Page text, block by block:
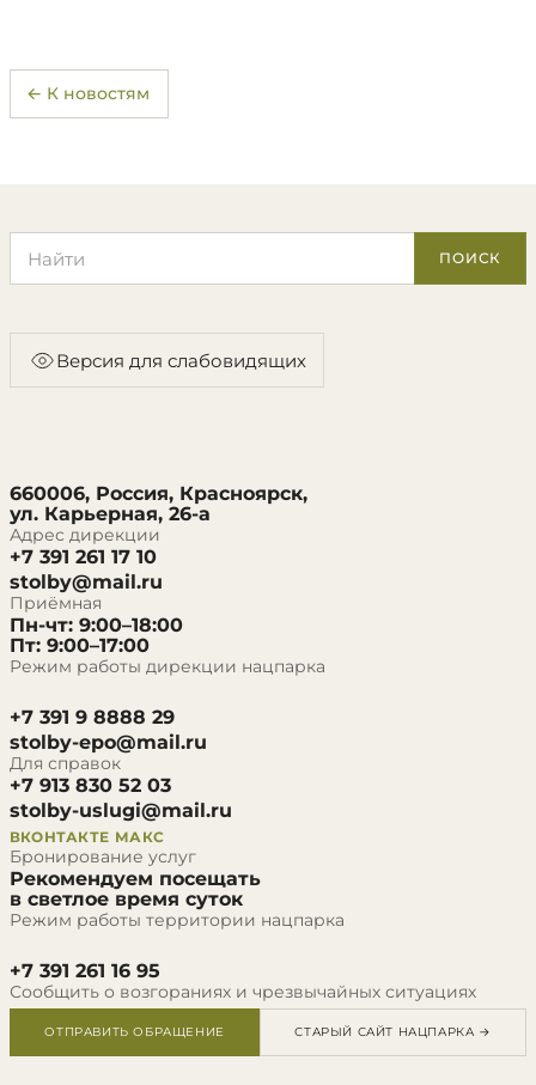
← К новостям
ПОИСК
Версия для слабовидящих
660006, Россия, Красноярск,
ул. Карьерная, 26-а
Адрес дирекции
+7 391 261 17 10
stolby@mail.ru
Приёмная
Пн-чт: 9:00–18:00
Пт: 9:00–17:00
Режим работы дирекции нацпарка
+7 391 9 8888 29
stolby-epo@mail.ru
Для справок
+7 913 830 52 03
stolby-uslugi@mail.ru
ВКОНТАКТЕ МАКС
Бронирование услуг
Рекомендуем посещать
в светлое время суток
Режим работы территории нацпарка
+7 391 261 16 95
Сообщить о возгораниях и чрезвычайных ситуациях
ОТПРАВИТЬ ОБРАЩЕНИЕ СТАРЫЙ САЙТ НАЦПАРКА →